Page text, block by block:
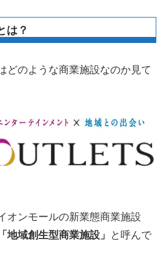
は？
どのような商業施設なのか見て
オンモールの新業態商業施設
「地域創生型商業施設」
と呼んで